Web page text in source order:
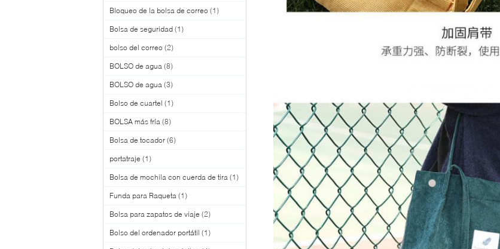
Bloqueo de la bolsa de correo (1)
Bolsa de seguridad (1)
bolso del correo (2)
BOLSO de agua (8)
BOLSO de agua (3)
Bolso de cuartel (1)
BOLSA más fría (8)
Bolsa de tocador (6)
portatraje (1)
Bolsa de mochila con cuerda de tira (1)
Funda para Raqueta (1)
Bolsa para zapatos de viaje (2)
Bolso del ordenador portátil (1)